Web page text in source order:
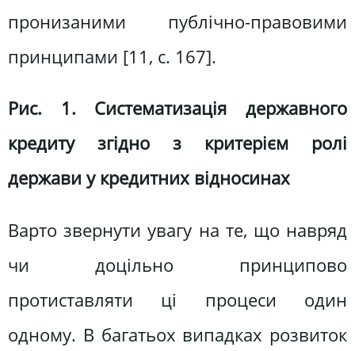
пронизаними публічно-правовими
принципами [11, с. 167].
Рис. 1. Систематизація державного
кредиту згідно з критерієм ролі
держави у кредитних відносинах
Варто звернути увагу на те, що навряд
чи доцільно принципово
протиставляти ці процеси один
одному. В багатьох випадках розвиток